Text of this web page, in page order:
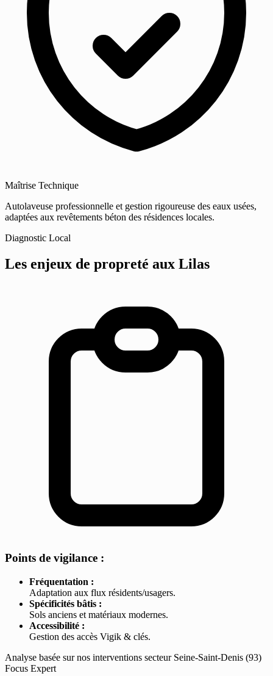
Maîtrise Technique
Autolaveuse professionnelle et gestion rigoureuse des eaux usées,
adaptées aux revêtements béton des résidences locales.
Diagnostic Local
Les enjeux de propreté aux Lilas
Points de vigilance :
Fréquentation :
Adaptation aux flux résidents/usagers.
Spécificités bâtis :
Sols anciens et matériaux modernes.
Accessibilité :
Gestion des accès Vigik & clés.
Analyse basée sur nos interventions secteur Seine-Saint-Denis (93)
Focus Expert